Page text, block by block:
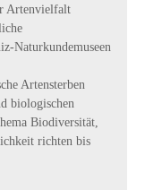
Artenvielfalt
Naturkundemuseen
Artensterben
biologischen
Biodiversität,
richten bis